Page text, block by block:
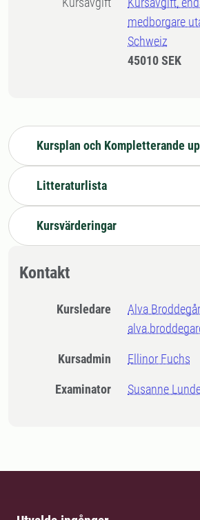
medborgare
Schweiz
45010 SEK
Kursplan och Kompletterande
Litteraturlista
Kursvärderingar
Kontakt
Kursledare
Alva
Kursadmin Ellinor Fuchs
Examinator Susanne